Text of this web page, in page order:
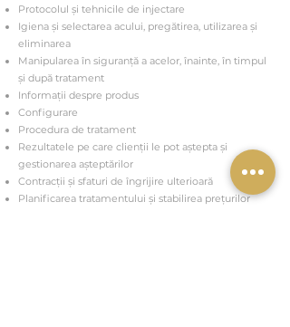
Protocolul și tehnicile de injectare
Igiena și selectarea acului, pregătirea, utilizarea și
eliminarea
Manipularea în siguranță a acelor, înainte, în timpul
și după tratament
Informații despre produs
Configurare
Procedura de tratament
Rezultatele pe care clienții le pot aștepta și
gestionarea așteptărilor
Contracții și sfaturi de îngrijire ulterioară
Planificarea tratamentului și stabilirea prețurilor